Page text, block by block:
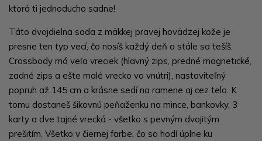
ktorá ti jednoducho sadne!
Táto dvojdielna sada z mäkkej pravej hovädzej kože je
presne ten typ vecí, čo nosíš každý deň a stále sa tešíš.
Crossbody má veľa vreciek (hlavný zips, predné magnetické,
zadné zips a ešte malé vrecko vo vnútri), nastaviteľný
popruh až 145 cm a krásne sedí na ramene aj cez telo. K
tomu dostaneš šikovnú peňaženku na mince, bankovky, 3
karty a dve tajné vrecká - všetko s pevným dvojitým
prešitím. Všetko v čiernej farbe, čo sa hodí úplne ku